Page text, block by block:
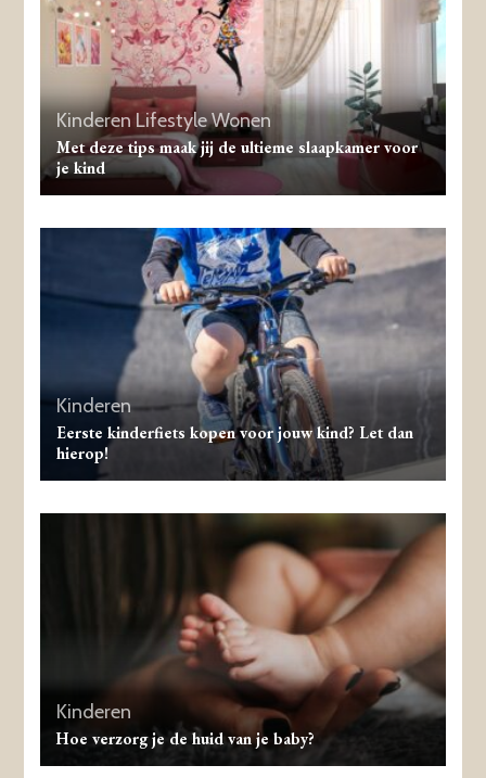
Kinderen LifestyleWonen
Met deze tips maak jij de ultieme slaapkamer voor
je kind
Kinderen
Eerste kinderfiets kopen voor jouw kind? Let dan
hierop!
Kinderen
Hoe verzorg je de huid van je baby?